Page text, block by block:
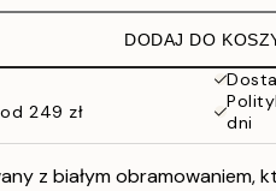
DODAJ DO
249 zł
dni
z białym obramowaniem,